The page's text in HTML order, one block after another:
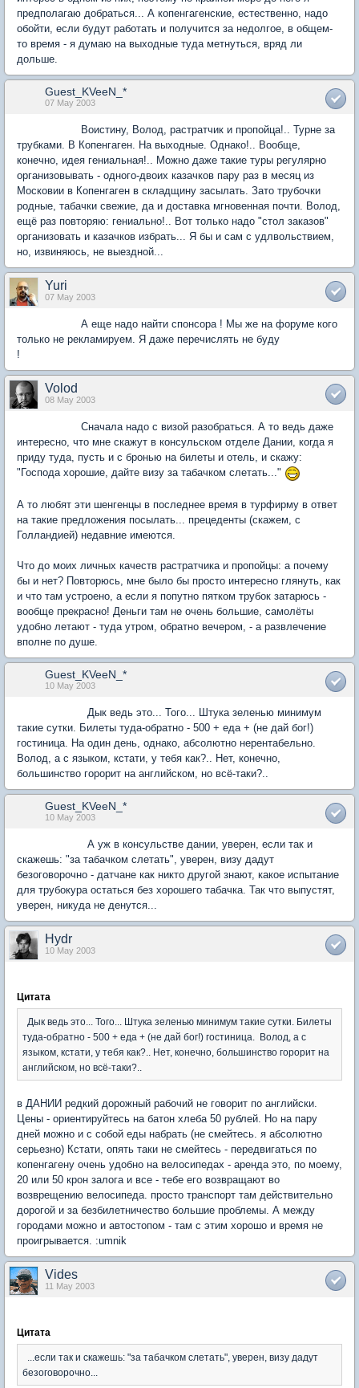
предполагаю добраться... А копенгагенские, естественно, надо
обойти, если будут работать и получится за недолгое, в общем-
то время - я думаю на выходные туда метнуться, вряд ли
дольше.
Guest_KVeeN_*
07 May 2003
Воистину, Волод, растратчик и пропойца!.. Турне за
трубками. В Копенгаген. На выходные. Однако!.. Вообще,
конечно, идея гениальная!.. Можно даже такие туры регулярно
организовывать - одного-двоих казачков пару раз в месяц из
Московии в Копенгаген в складщину засылать. Зато трубочки
родные, табачки свежие, да и доставка мгновенная почти. Волод,
ещё раз повторяю: гениально!.. Вот только надо "стол заказов"
организовать и казачков избрать... Я бы и сам с удлвольствием,
но, извиняюсь, не выездной...
Yuri
07 May 2003
А еще надо найти спонсора ! Мы же на форуме кого
только не рекламируем. Я даже перечислять не буду
!
Volod
08 May 2003
Сначала надо с визой разобраться. А то ведь даже
интересно, что мне скажут в консульском отделе Дании, когда я
приду туда, пусть и с бронью на билеты и отель, и скажу:
"Господа хорошие, дайте визу за табачком слетать..."
А то любят эти шенгенцы в последнее время в турфирму в ответ
на такие предложения посылать... прецеденты (скажем, с
Голландией) недавние имеются.
Что до моих личных качеств растратчика и пропойцы: а почему
бы и нет? Повторюсь, мне было бы просто интересно глянуть, как
и что там устроено, а если я попутно пятком трубок затарюсь -
вообще прекрасно! Деньги там не очень большие, самолёты
удобно летают - туда утром, обратно вечером, - а развлечение
вполне по душе.
Guest_KVeeN_*
10 May 2003
Дык ведь это... Того... Штука зеленью минимум
такие сутки. Билеты туда-обратно - 500 + еда + (не дай бог!)
гостиница. На один день, однако, абсолютно нерентабельно.
Волод, а с языком, кстати, у тебя как?.. Нет, конечно,
большинство горорит на английском, но всё-таки?..
Guest_KVeeN_*
10 May 2003
А уж в консульстве дании, уверен, если так и
скажешь: "за табачком слетать", уверен, визу дадут
безоговорочно - датчане как никто другой знают, какое испытание
для трубокура остаться без хорошего табачка. Так что выпустят,
уверен, никуда не денутся...
Hydr
10 May 2003
Цитата
Дык ведь это... Того... Штука зеленью минимум такие сутки. Билеты
туда-обратно - 500 + еда + (не дай бог!) гостиница. Волод, а с
языком, кстати, у тебя как?.. Нет, конечно, большинство горорит на
английском, но всё-таки?..
в ДАНИИ редкий дорожный рабочий не говорит по английски.
Цены - ориентируйтесь на батон хлеба 50 рублей. Но на пару
дней можно и с собой еды набрать (не смейтесь. я абсолютно
серьезно) Кстати, опять таки не смейтесь - передвигаться по
копенгагену очень удобно на велосипедах - аренда это, по моему,
20 или 50 крон залога и все - тебе его возвращают во
возврещению велосипеда. просто транспорт там действительно
дорогой и за безбилетничество большие проблемы. А между
городами можно и автостопом - там с этим хорошо и время не
проигрывается. :umnik
Vides
11 May 2003
Цитата
...если так и скажешь: "за табачком слетать", уверен, визу дадут
безоговорочно...